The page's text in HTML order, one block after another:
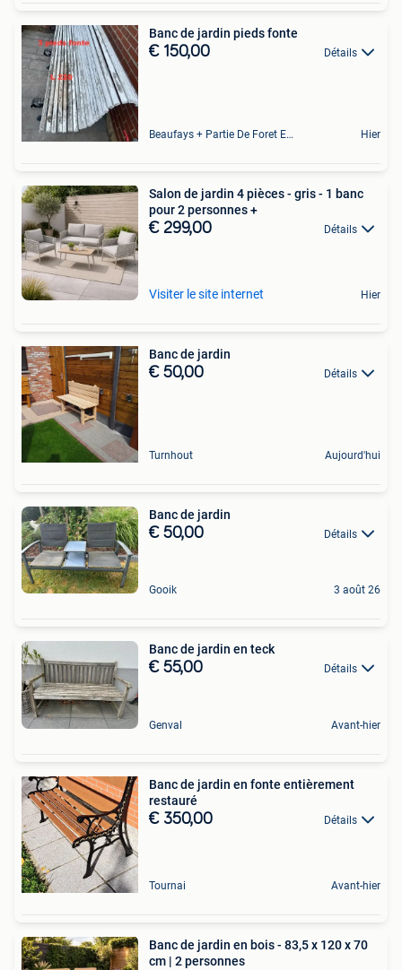
Banc de jardin pieds fonte
€ 150,00 Détails
Beaufays + Partie De Foret Et De Tilff Hier
Salon de jardin 4 pièces - gris - 1 banc
pour 2 personnes +
€ 299,00 Détails
Visiter le site internet Hier
Banc de jardin
€ 50,00 Détails
Turnhout Aujourd'hui
Banc de jardin
€ 50,00 Détails
Gooik 3 août 26
Banc de jardin en teck
€ 55,00 Détails
Genval Avant-hier
Banc de jardin en fonte entièrement
restauré
€ 350,00 Détails
Tournai Avant-hier
Banc de jardin en bois - 83,5 x 120 x 70
cm | 2 personnes